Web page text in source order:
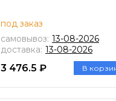
под заказ
самовывоз: 13-08-2026
доставка: 13-08-2026
3 476.5 ₽ В